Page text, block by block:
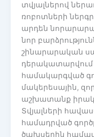
տվյալներով
ռոբոտների
արդեն
նոր
շինարարական
համակարգված
մակերեսային,
աշխատանք
Տվյալների
համադրված
ծախսերին